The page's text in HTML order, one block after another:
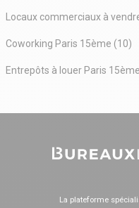
Locaux commerciaux à
Coworking Paris 15ème (10)
Entrepôts à louer Paris
La plateforme